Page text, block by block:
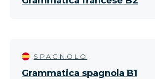
SPAGNOLO
Grammatica spagnola B1